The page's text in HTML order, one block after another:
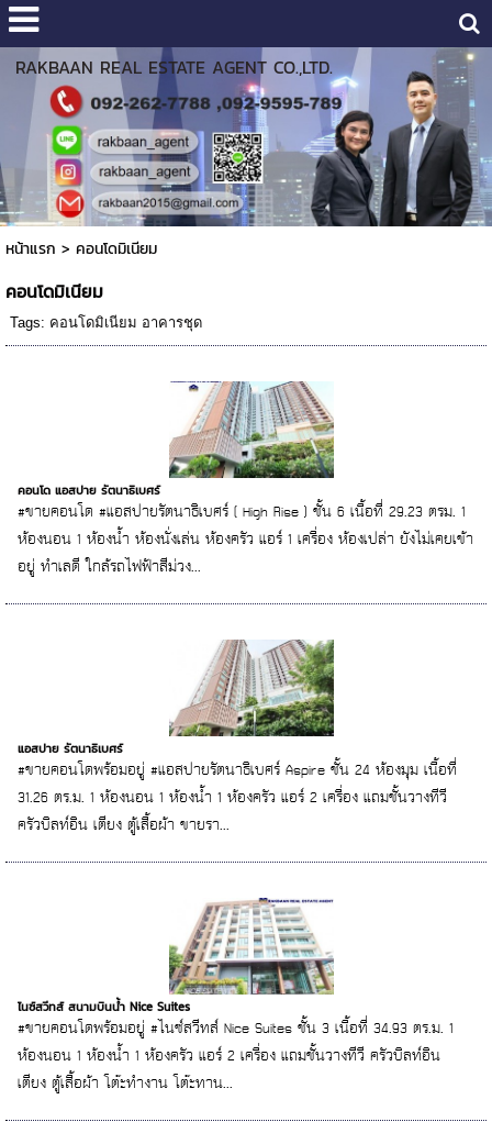
RAKBAAN REAL ESTATE AGENT CO.,LTD.
หน้าแรก > คอนโดมิเนียม
คอนโดมิเนียม
Tags: คอนโดมิเนียม อาคารชุด
คอนโด แอสปาย รัตนาธิเบศร์
#ขายคอนโด #แอสปายรัตนาธิเบศร์ ( High Rise ) ชั้น 6 เนื้อที่ 29.23 ตรม. 1
ห้องนอน 1 ห้องน้ำ ห้องนั่งเล่น ห้องครัว แอร์ 1 เครื่อง ห้องเปล่า ยังไม่เคยเข้า
อยู่ ทำเลดี ใกล้รถไฟฟ้าสีม่วง...
แอสปาย รัตนาธิเบศร์
#ขายคอนโดพร้อมอยู่ #แอสปายรัตนาธิเบศร์ Aspire ชั้น 24 ห้องมุม เนื้อที่
31.26 ตร.ม. 1 ห้องนอน 1 ห้องน้ำ 1 ห้องครัว แอร์ 2 เครื่อง แถมชั้นวางทีวี
ครัวบิลท์อิน เตียง ตู้เสื้อผ้า ขายรา...
ไนซ์สวีทส์ สนามบินน้ำ Nice Suites
#ขายคอนโดพร้อมอยู่ #ไนซ์สวีทส์ Nice Suites ชั้น 3 เนื้อที่ 34.93 ตร.ม. 1
ห้องนอน 1 ห้องน้ำ 1 ห้องครัว แอร์ 2 เครื่อง แถมชั้นวางทีวี ครัวบิลท์อิน
เตียง ตู้เสื้อผ้า โต๊ะทำงาน โต๊ะทาน...